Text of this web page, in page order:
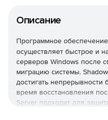
Описание
Программное обеспечение
осуществляет быстрое и
серверов Windows после
миграцию системы.
достигать непрерывности
время восстановления
Server подходит для